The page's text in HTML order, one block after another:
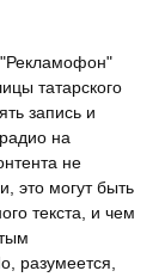
"Рекламофон"
татарского
запись и
на
не
это могут быть
текста, и чем
разумеется,